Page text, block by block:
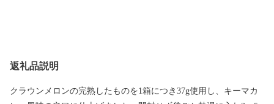
返礼品説明
クラウンメロンの完熟したものを1箱につき37g使用し、キーマカ